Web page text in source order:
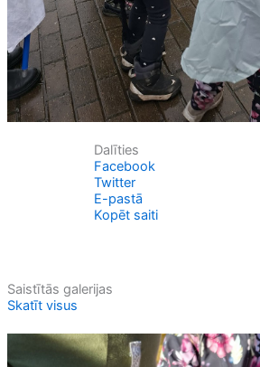
Dalīties
Facebook
Twitter
E-pastā
Kopēt saiti
Saistītās galerijas
Skatīt visus